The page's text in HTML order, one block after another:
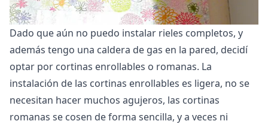
Dado que aún no puedo instalar rieles completos, y
además tengo una caldera de gas en la pared, decidí
optar por cortinas enrollables o romanas. La
instalación de las cortinas enrollables es ligera, no se
necesitan hacer muchos agujeros, las cortinas
romanas se cosen de forma sencilla, y a veces ni